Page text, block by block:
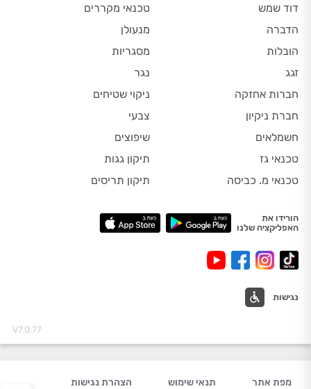
דוד שמש
הדברה
הובלות
זגג
חברות אחזקה
חברת ניקיון
חשמלאים
טכנאי גז
טכנאי מ. כביסה
טכנאי מקררים
מנעולן
מסגריות
נגר
ניקוי שטיחים
צבעי
שיפוצים
תיקון גגות
תיקון תריסים
הורידו את
האפליקציה שלנו
נגישות
V7.0.77
מפת אתר תנאי שימוש הצהרת נגישות